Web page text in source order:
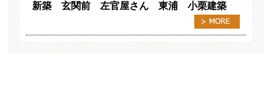
新築 玄関前 左官屋さん 東浦 小栗建築